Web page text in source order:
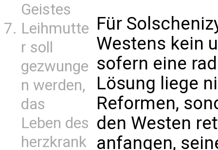
Geistes
Leihmutte
r soll
gezwunge
n werden,
das
Leben des
herzkrank
Für
Westens kein
sofern eine
Lösung liege
Reformen,
den Westen
anfangen,